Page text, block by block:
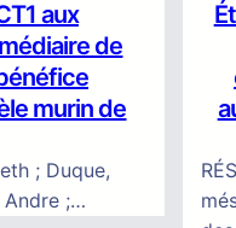
h
s
3
x
é
d
c
a
e
ç
l
a
u
e
r
n
aux
de
murin de
; Duque,
Andre ;…